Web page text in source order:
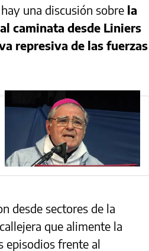
una discusión sobre la
caminata desde Liniers
represiva de las fuerzas
desde sectores de la
que alimente la
episodios frente al